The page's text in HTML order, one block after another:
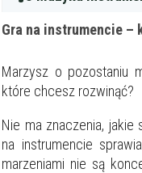
Szkoła
Gimnazjum
Przygotowania
Przygotowania
Dorośli
u ucznia
online
korepetytora
Doświadczenie
korepetytora
Gra na instrumencie –
Marzysz o pozostaniu
które chcesz rozwinąć?
Nie ma znaczenia,
na instrumencie
marzeniami nie są